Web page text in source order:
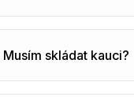
Musím skládat kauci?